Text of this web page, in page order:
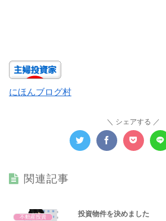
にほんブログ村
シェアする
関連記事
不動産投資 投資物件を決めました